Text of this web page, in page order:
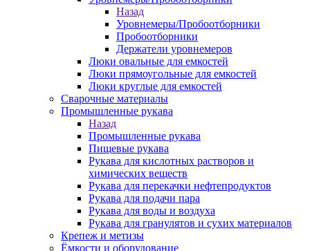
Назад
Уровнемеры/Пробоотборники
Пробоотборники
Держатели уровнемеров
Люки овальные для емкостей
Люки прямоугольные для емкостей
Люки круглые для емкостей
Сварочные материалы
Промышленные рукава
Назад
Промышленные рукава
Пищевые рукава
Рукава для кислотных растворов и
химических веществ
Рукава для перекачки нефтепродуктов
Рукава для подачи пара
Рукава для воды и воздуха
Рукава для гранулятов и сухих материалов
Крепеж и метизы
Ёмкости и оборудование